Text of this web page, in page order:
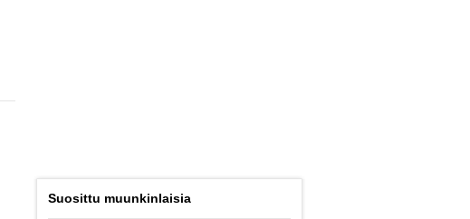
Suosittu muunkinlaisia